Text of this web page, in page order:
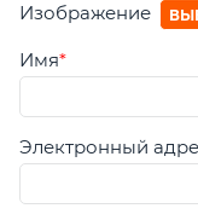
Изображение
Имя
Электронный